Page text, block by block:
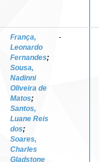
França,
Leonardo
Fernandes;
Sousa,
Nadinni
Oliveira de
Matos;
Santos,
Luane Reis
dos;
Soares,
Charles
Gladstone
-